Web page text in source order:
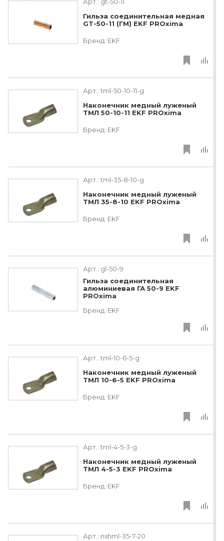
Гильза соединительная медная
GT-50-11 (ГМ) EKF PROxima
Бренд: EKF
Арт.: tml-50-10-11-g
Наконечник медный луженый
ТМЛ 50-10-11 EKF PROxima
Бренд: EKF
Арт.: tml-35-8-10-g
Наконечник медный луженый
ТМЛ 35-8-10 EKF PROxima
Бренд: EKF
Арт.: gl-50-9
Гильза соединительная
алюминиевая ГА 50-9 EKF
PROxima
Бренд: EKF
Арт.: tml-10-6-5-g
Наконечник медный луженый
ТМЛ 10-6-5 EKF PROxima
Бренд: EKF
Арт.: tml-4-5-3-g
Наконечник медный луженый
ТМЛ 4-5-3 EKF PROxima
Бренд: EKF
Арт.: nshml-35-7-20